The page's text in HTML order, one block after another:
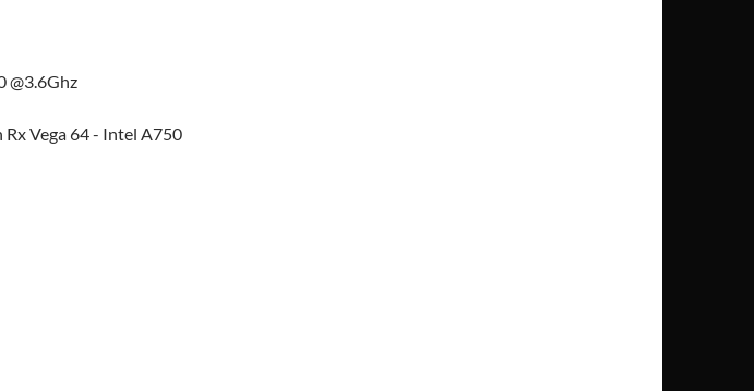
@3.6Ghz
Vega 64 - Intel A750